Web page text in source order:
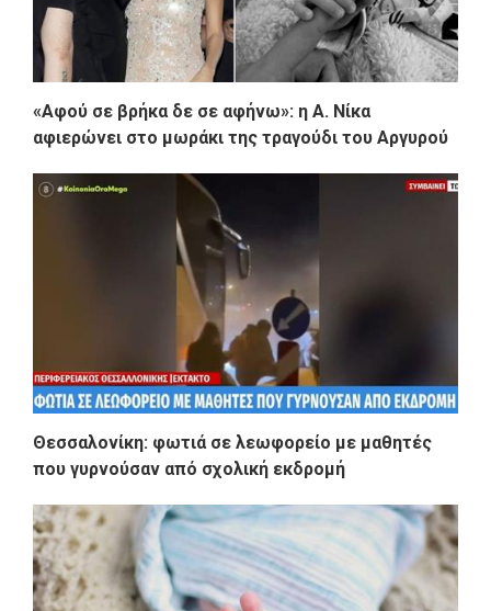
«Αφού σε βρήκα δε σε αφήνω»: η Α. Νίκα
αφιερώνει στο μωράκι της τραγούδι του Αργυρού
Θεσσαλονίκη: φωτιά σε λεωφορείο με μαθητές
που γυρνούσαν από σχολική εκδρομή